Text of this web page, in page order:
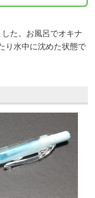
た。お風呂でオキナ
り水中に沈めた状態で